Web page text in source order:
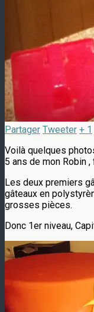
Partager Tweeter + 1
Voilà quelques
5 ans de mon Robin
Les deux premiers
gâteaux en
grosses pièces.
Donc 1er niveau,